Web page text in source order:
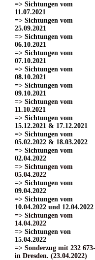
=> Sichtungen vom
11.07.2021
=> Sichtungen vom
25.09.2021
=> Sichtungen vom
06.10.2021
=> Sichtungen vom
07.10.2021
=> Sichtungen vom
08.10.2021
=> Sichtungen vom
09.10.2021
=> Sichtungen vom
11.10.2021
=> Sichtungen vom
15.12.2021 & 17.12.2021
=> Sichtungen vom
05.02.2022 & 18.03.2022
=> Sichtungen vom
02.04.2022
=> Sichtungen vom
05.04.2022
=> Sichtungen vom
09.04.2022
=> Sichtungen vom
10.04.2022 und 12.04.2022
=> Sichtungen vom
14.04.2022
=> Sichtungen von
15.04.2022
=> Sonderzug mit 232
in Dresden. (23.04.2022)